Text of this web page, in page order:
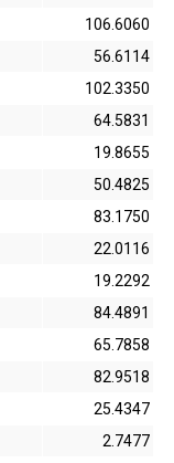
106.6060
56.6114
102.3350
64.5831
19.8655
50.4825
83.1750
22.0116
19.2292
84.4891
65.7858
82.9518
25.4347
2.7477